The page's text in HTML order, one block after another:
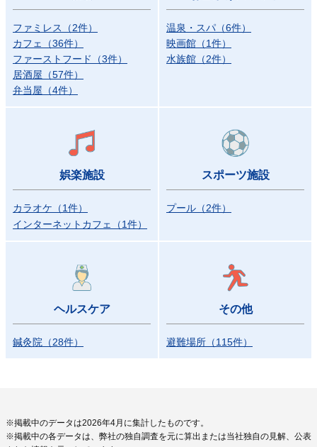
ファミレス （2件）
カフェ
（36件）
ファーストフード
（3件）
居酒屋 （57件）
弁当屋 （4件）
温泉・スパ （6件）
映画館 （1件）
水族館 （2件）
娯楽施設
カラオケ （1件）
インターネットカフェ
（1件）
スポーツ施設
プール （2件）
ヘルスケア
鍼灸院 （28件）
その他
避難場所 （115件）
※掲載中のデータは2026年4月に集計したものです。
※掲載中の各データは、弊社の独自調査を元に算出または当社独自の見解、公表